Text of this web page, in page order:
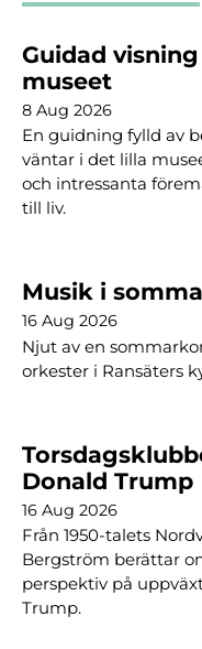
Guidad
museet
8 Aug 2026
En guidning fylld av
väntar i det lilla
och intressanta
till liv.
Musik i
16 Aug 2026
Njut av en
orkester i Ransäters
Donald Trump
16 Aug 2026
Från 1950-talets
Bergström berättar
perspektiv på
Trump.